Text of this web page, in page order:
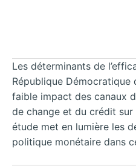
Les déterminants de
République Démocratique
faible impact des canaux
de change et du crédit sur
étude met en lumière les
politique monétaire dans